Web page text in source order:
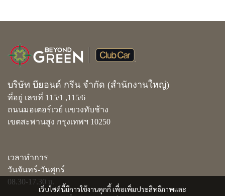
เว็บไซต์นี้มีการใช้งานคุกกี้ เพื่อเพิ่มประสิทธิภาพและ
บริษัท บียอนด์ กรีน จำกัด (สำนักงานใหญ่)
ที่อยู่ เลขที่ 115/1 ,115/6
ถนนมอเตอร์เวย์ แขวงทับช้าง
เขตสะพานสูง กรุงเทพฯ 10250
เวลาทำการ
วันจันทร์-วันศุกร์
08.30-17.30 u.